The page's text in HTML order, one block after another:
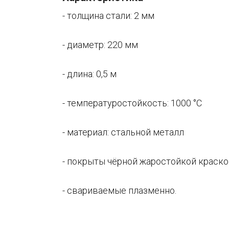
- толщина стали: 2 мм
- диаметр: 220 мм
- длина: 0,5 м
- температуростойкость: 1000 °C
- материал: стальной металл
- покрыты чёрной жаростойкой
- свариваемые плазменно.